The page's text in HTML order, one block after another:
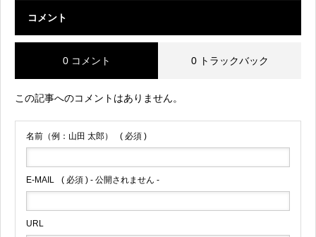
コメント
0 コメント 0 トラックバック
この記事へのコメントはありません。
名前（例：山田 太郎） ( 必須 )
E-MAIL ( 必須 ) - 公開されません -
URL